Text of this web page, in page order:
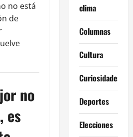
no está
de
no
es
clima
Columnas
Cultura
Curiosidades
Deportes
Elecciones